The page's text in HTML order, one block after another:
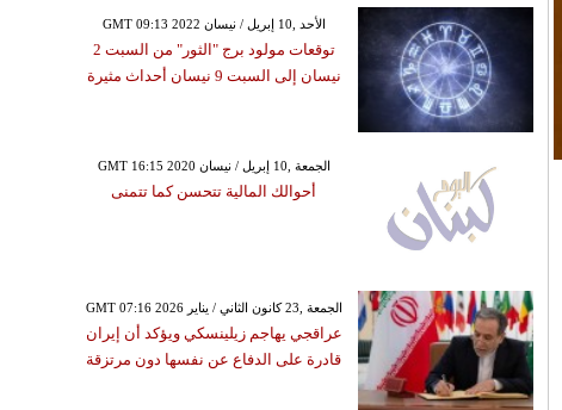
GMT 09:13 2022 الأحد ,10 إبريل / نيسان
توقعات مولود برج "الثور" من السبت 2
نيسان إلى السبت 9 نيسان أحداث مثيرة
GMT 16:15 2020 الجمعة ,10 إبريل / نيسان
أحوالك المالية تتحسن كما تتمنى
GMT 07:16 2026 الجمعة ,23 كانون الثاني / يناير
عراقجي يهاجم زيلينسكي ويؤكد أن إيران
قادرة على الدفاع عن نفسها دون مرتزقة